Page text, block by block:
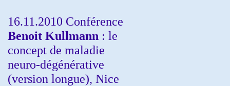
16.11.2010 Conférence
Benoit Kullmann : le
concept de maladie
neuro-dégénérative
(version longue), Nice